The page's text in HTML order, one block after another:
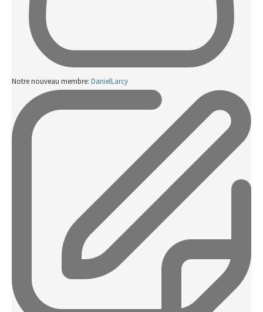
Notre nouveau membre: DanielLarcy